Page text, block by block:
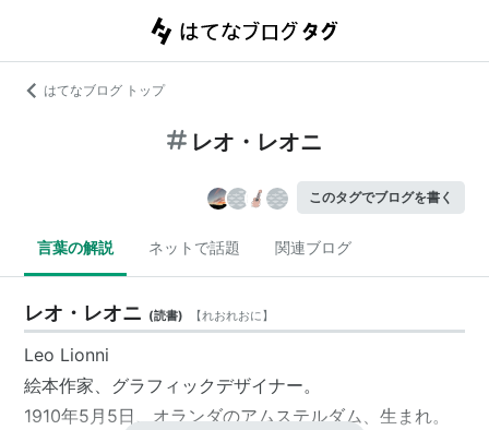
はてなブログ トップ
レオ・レオニ
このタグでブログを書く
言葉の解説 ネットで話題 関連ブログ
レオ・レオニ (読書) 【れおれおに】
Leo Lionni
絵本作家、 グラフィックデザイナー。
1910年5月5日、オランダのアムステルダム、生まれ。